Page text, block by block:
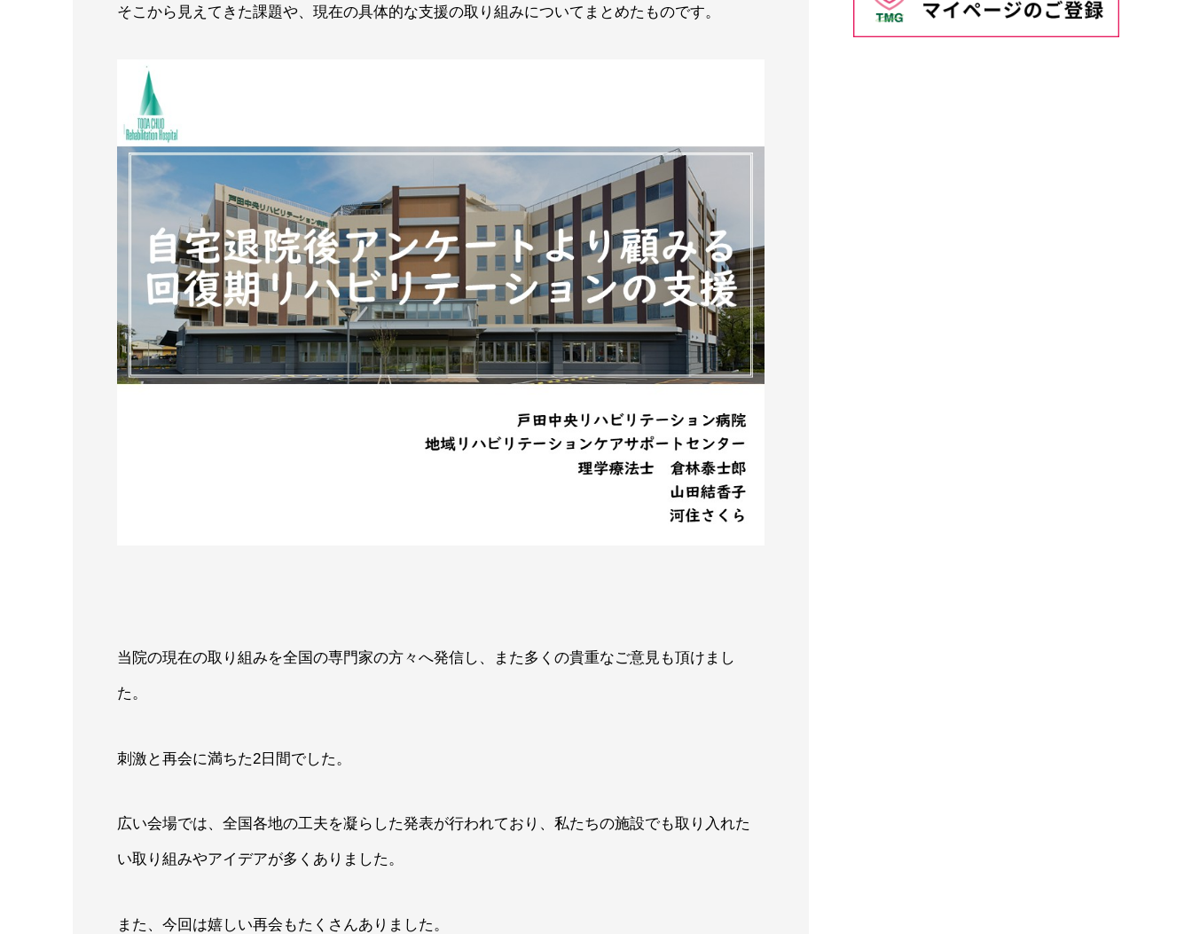
そこから見えてきた課題や、現在の具体的な支援の取り組みについてまとめたものです。
当院の現在の取り組みを全国の専門家の方々へ発信し、また多くの貴重なご意見も頂けまし
た。
刺激と再会に満ちた2日間でした。
広い会場では、全国各地の工夫を凝らした発表が行われており、私たちの施設でも取り入れた
い取り組みやアイデアが多くありました。
また、今回は嬉しい再会もたくさんありました。